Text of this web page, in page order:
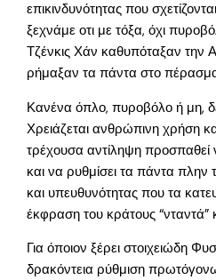
επικινδυνότητας που
ξεχνάμε οτι με τόξα, όχι
Τζένκις Χάν καθυπόταξαν την
ρήμαξαν τα πάντα στο
Κανένα όπλο, πυροβόλο ή μη,
Χρειάζεται ανθρώπινη χρήση
τρέχουσα αντίληψη προσπαθεί
και να ρυθμίσει τα πάντα
και υπευθυνότητας που τα
έκφραση του κράτους
Για όποιον ξέρει στοιχειώδη
δρακόντεια ρύθμιση